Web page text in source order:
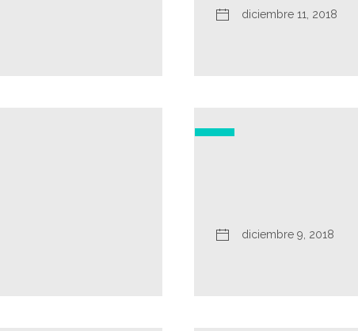
diciembre 11, 2018
diciembre 9, 2018